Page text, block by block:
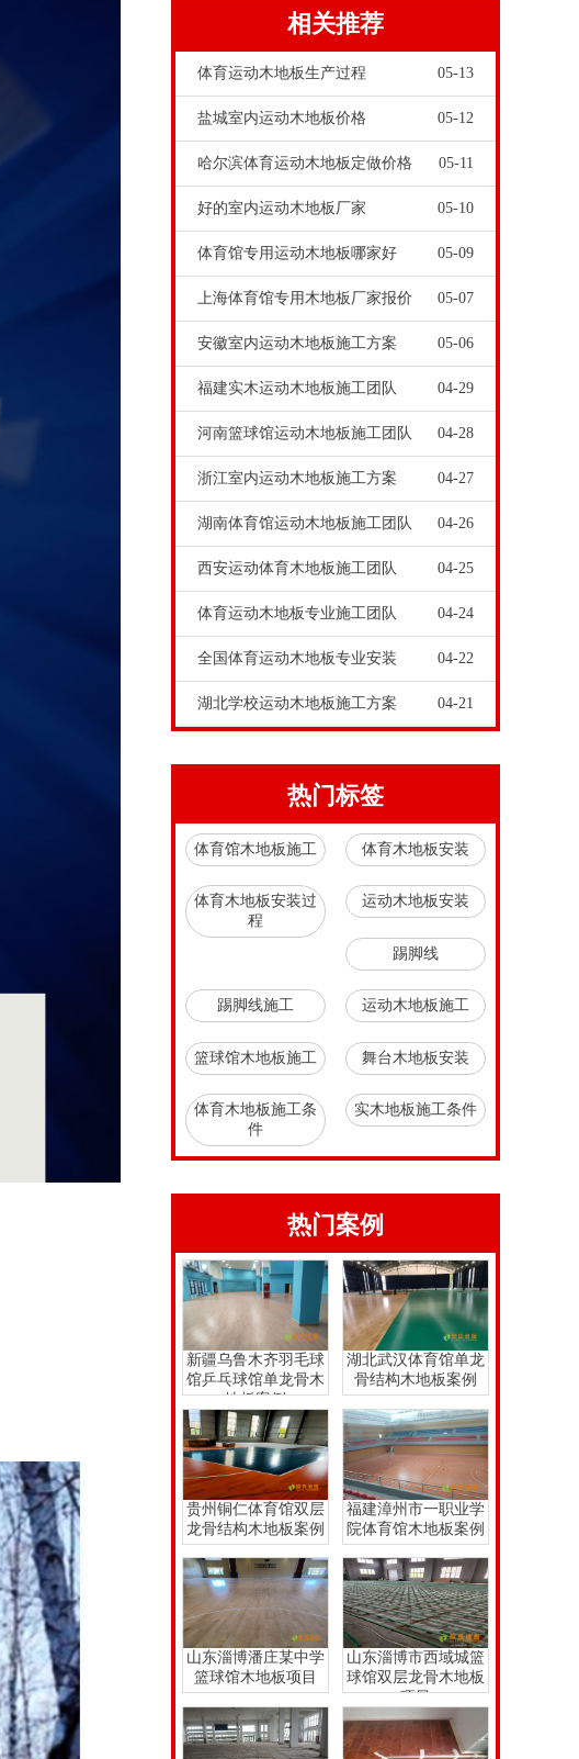
相关推荐
体育运动木地板生产过程 05-13
盐城室内运动木地板价格 05-12
哈尔滨体育运动木地板定做价格 05-11
好的室内运动木地板厂家 05-10
体育馆专用运动木地板哪家好 05-09
上海体育馆专用木地板厂家报价 05-07
安徽室内运动木地板施工方案 05-06
福建实木运动木地板施工团队 04-29
河南篮球馆运动木地板施工团队 04-28
浙江室内运动木地板施工方案 04-27
湖南体育馆运动木地板施工团队 04-26
西安运动体育木地板施工团队 04-25
体育运动木地板专业施工团队 04-24
全国体育运动木地板专业安装 04-22
湖北学校运动木地板施工方案 04-21
热门标签
体育馆木地板施工 体育木地板安装
体育木地板安装过
程
运动木地板安装
踢脚线
踢脚线施工 运动木地板施工
篮球馆木地板施工 舞台木地板安装
体育木地板施工条
件
实木地板施工条件
热门案例
新疆乌鲁木齐羽毛球
馆乒乓球馆单龙骨木
地板案例
湖北武汉体育馆单龙
骨结构木地板案例
贵州铜仁体育馆双层
龙骨结构木地板案例
福建漳州市一职业学
院体育馆木地板案例
山东淄博潘庄某中学
篮球馆木地板项目
山东淄博市西域城篮
球馆双层龙骨木地板
项目